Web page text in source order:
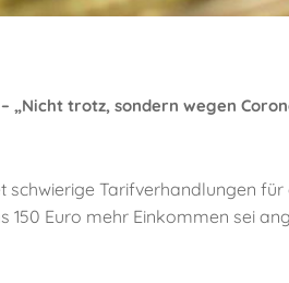
trotz, sondern wegen
Tarifverhandlungen
150 Euro mehr Einkommen sei